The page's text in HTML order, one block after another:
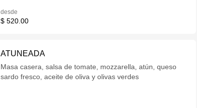
desde
$ 520.00
ATUNEADA
Masa casera, salsa de tomate, mozzarella, atún, queso
sardo fresco, aceite de oliva y olivas verdes